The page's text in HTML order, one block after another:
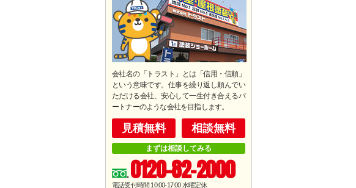
会社名の「トラスト」とは「信用・信頼」
という意味です。仕事を繰り返し頼んでい
ただける会社、安心して一生付き合えるパ
ートナーのような会社を目指します。
見積無料 相談無料
まずは相談してみる
0120-82-2000
電話受付時間 10:00-17:00水曜定休